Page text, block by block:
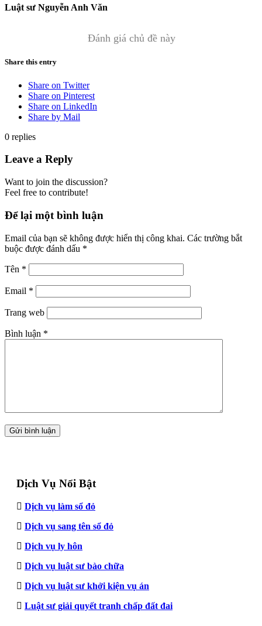
Luật sư Nguyễn Anh Văn
Đánh giá chủ đề này
Share this entry
Share on Twitter
Share on Pinterest
Share on LinkedIn
Share by Mail
0 replies
Leave a Reply
Want to join the discussion?
Feel free to contribute!
Để lại một bình luận
Email của bạn sẽ không được hiển thị công khai. Các trường bắt
buộc được đánh dấu *
Tên *
Email *
Trang web
Bình luận *
Dịch Vụ Nổi Bật
Dịch vụ làm sổ đỏ
Dịch vụ sang tên sổ đỏ
Dịch vụ ly hôn
Dịch vụ luật sư bào chữa
Dịch vụ luật sư khởi kiện vụ án
Luật sư giải quyết tranh chấp đất đai